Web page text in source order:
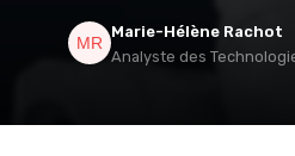
Marie-Hélène Rachot
Analyste des